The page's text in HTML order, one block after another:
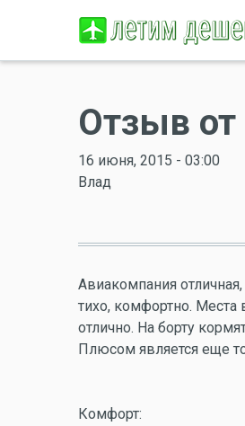
Отзыв
16 июня, 2015 - 03:00
Влад
Авиакомпания
тихо, комфортно. Места
отлично. На борту
Плюсом является еще
Комфорт: